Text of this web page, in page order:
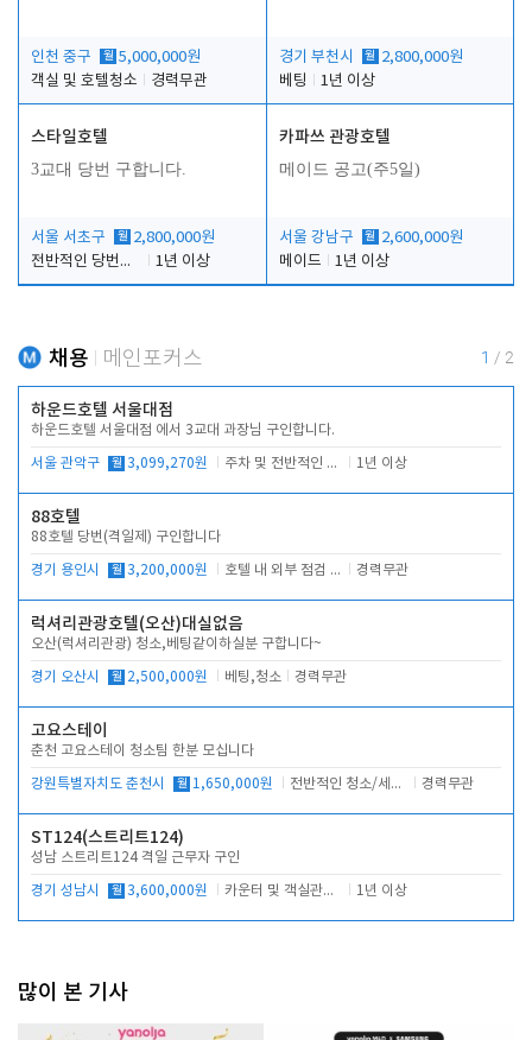
인천 중구 월 5,000,000원
객실 및 호텔청소
경력무관
경기 부천시 월 2,800,000원
베팅
1년 이상
스타일호텔
3교대 당번 구합니다.
서울 서초구 월 2,800,000원
전반적인 당번업무
1년 이상
카파쓰 관광호텔
메이드 공고(주5일)
서울 강남구 월 2,600,000원
메이드
1년 이상
채용 메인포커스 1 / 2
하운드호텔 서울대점
하운드호텔 서울대점 에서 3교대 과장님 구인합니다.
서울 관악구 월 3,099,270원 주차 및 전반적인 당번업무 1년 이상
88호텔
88호텔 당번(격일제) 구인합니다
경기 용인시 월 3,200,000원 호텔 내 외부 점검 및 프런트 운영 경력무관
럭셔리관광호텔(오산)대실없음
오산(럭셔리관광) 청소,베팅같이하실분 구합니다~
경기 오산시 월 2,500,000원 베팅,청소 경력무관
고요스테이
춘천 고요스테이 청소팀 한분 모십니다
강원특별자치도 춘천시 월 1,650,000원 전반적인 청소/세탁업무 경력무관
ST124(스트리트124)
성남 스트리트124 격일 근무자 구인
경기 성남시 월 3,600,000원 카운터 및 객실관리 전반 1년 이상
많이 본 기사